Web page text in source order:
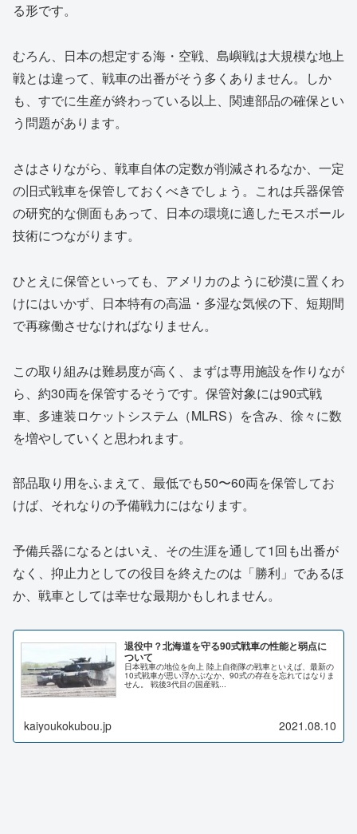
る形です。
むろん、日本の想定する海・空戦、島嶼戦は大規模な地上
戦とは違って、戦車の出番がそう多くありません。しか
も、すでに生産が終わっている以上、関連部品の確保とい
う問題があります。
さはさりながら、戦車自体の定数が削減されるなか、一定
の旧式戦車を保管しておくべきでしょう。これは兵器保管
の研究的な側面もあって、日本の環境に適したモスボール
技術につながります。
ひとえに保管といっても、アメリカのように砂漠に置くわ
けにはいかず、日本特有の高温・多湿な気候の下、短期間
で再稼働させなければなりません。
この取り組みは難易度が高く、まずは専用施設を作りなが
ら、約30両を保管するそうです。保管対象には90式戦
車、多連装ロケットシステム（MLRS）を含み、徐々に数
を増やしていくと思われます。
部品取り用をふまえて、最低でも50〜60両を保管してお
けば、それなりの予備戦力にはなります。
予備兵器になるとはいえ、その生涯を通して1回も出番が
なく、抑止力としての役目を終えたのは「勝利」であるほ
か、戦車としては幸せな最期かもしれません。
退役中？北海道を守る90式戦車の性能と弱点に
ついて
日本戦車の地位を向上 陸上自衛隊の戦車といえば、最新の
10式戦車が思い浮かぶなか、90式の存在を忘れてはなりま
せん。 戦後3代目の国産戦...
kaiyoukokubou.jp 2021.08.10